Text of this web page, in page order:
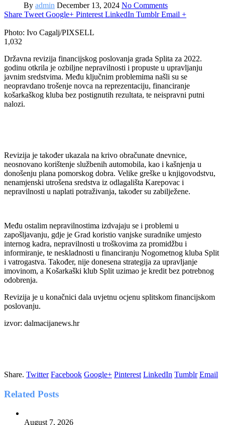
By admin December 13, 2024 No Comments
Share Tweet Google+ Pinterest LinkedIn Tumblr Email +
Photo: Ivo Cagalj/PIXSELL
1,032
Državna revizija financijskog poslovanja grada Splita za 2022.
godinu otkrila je ozbiljne nepravilnosti i propuste u upravljanju
javnim sredstvima. Među ključnim problemima našli su se
neopravdano trošenje novca na reprezentaciju, financiranje
košarkaškog kluba bez postignutih rezultata, te neispravni putni
nalozi.
Revizija je također ukazala na krivo obračunate dnevnice,
neosnovano korištenje službenih automobila, kao i kašnjenja u
donošenju plana pomorskog dobra. Velike greške u knjigovodstvu,
nenamjenski utrošena sredstva iz odlagališta Karepovac i
nepravilnosti u naplati potraživanja, također su zabilježene.
Među ostalim nepravilnostima izdvajaju se i problemi u
zapošljavanju, gdje je Grad koristio vanjske suradnike umjesto
internog kadra, nepravilnosti u troškovima za promidžbu i
informiranje, te neskladnosti u financiranju Nogometnog kluba Split
i vatrogastva. Također, nije donesena strategija za upravljanje
imovinom, a Košarkaški klub Split uzimao je kredit bez potrebnog
odobrenja.
Revizija je u konačnici dala uvjetnu ocjenu splitskom financijskom
poslovanju.
izvor: dalmacijanews.hr
Share. Twitter Facebook Google+ Pinterest LinkedIn Tumblr Email
Related Posts
August 7, 2026